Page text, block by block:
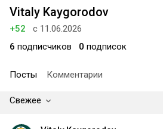
Vitaly Kaygorodov
+52
с 11.06.2026
6 подписчиков 0 подписок
Посты Комментарии
Свежее